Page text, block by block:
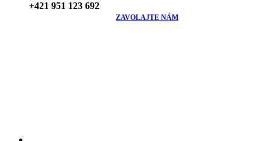
+421 951 123 692
ZAVOLAJTE NÁM